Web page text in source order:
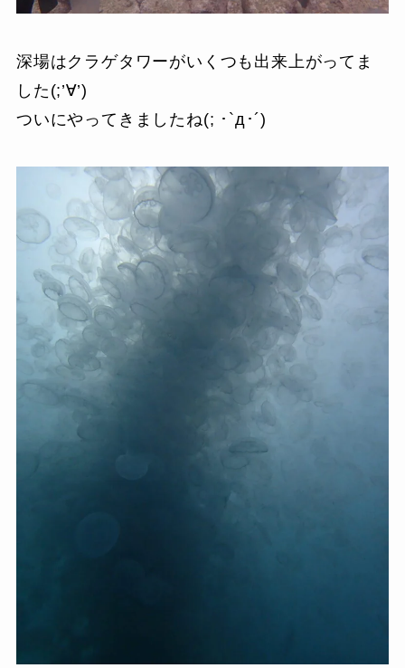
深場はクラゲタワーがいくつも出来上がってま
した(;’∀’)
ついにやってきましたね(; ･`д･´)